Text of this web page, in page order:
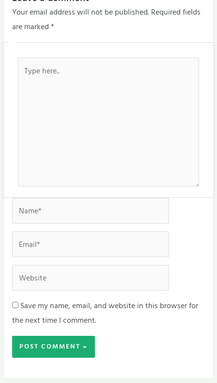
Your email address will not be published.Required fields
are marked*
here..
Name*
Email*
Website
Save my name, email, and website in this browser for
the next time I comment.